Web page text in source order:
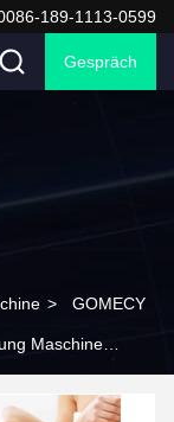
189-1113-0599
Gespräch
> GOMECY
Maschine